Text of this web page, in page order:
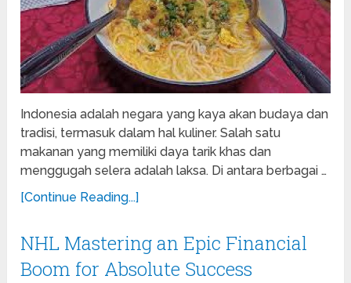
Indonesia adalah negara yang kaya akan budaya dan
tradisi, termasuk dalam hal kuliner. Salah satu
makanan yang memiliki daya tarik khas dan
menggugah selera adalah laksa. Di antara berbagai …
[Continue Reading...]
NHL Mastering an Epic Financial
Boom for Absolute Success